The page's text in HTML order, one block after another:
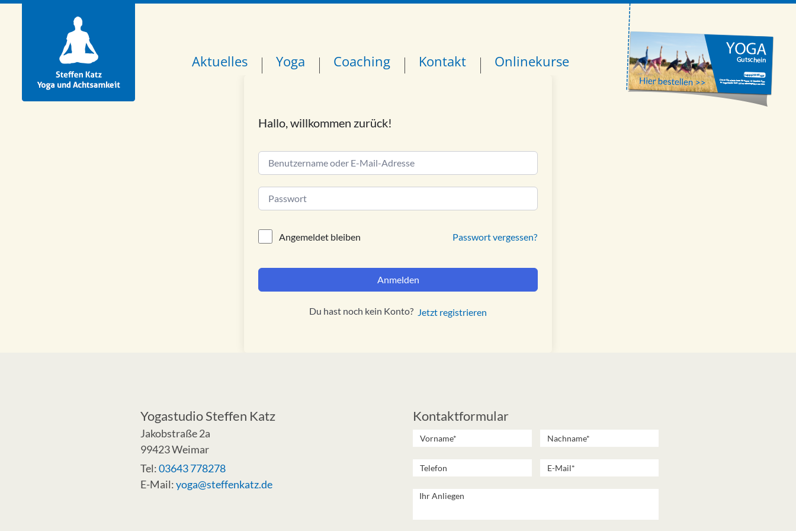
Aktuelles Yoga Coaching Kontakt Onlinekurse
Hallo, willkommen zurück!
Alternative:
Angemeldet bleiben Passwort vergessen?
Anmelden
Du hast noch kein Konto? Jetzt registrieren
Yogastudio Steffen Katz
Jakobstraße 2a
99423 Weimar
Tel:03643 778278
E-Mail:yoga@steffenkatz.de
Kontaktformular